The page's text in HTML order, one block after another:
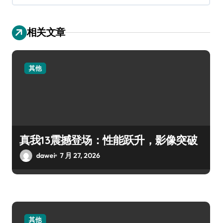
相关文章
其他
真我13震撼登场：性能跃升，影像突破
dawei 7 月 27, 2026
其他